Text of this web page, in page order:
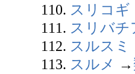
110. スリコギ
111. スリバチ
112. スルスミ
113. スルメ →